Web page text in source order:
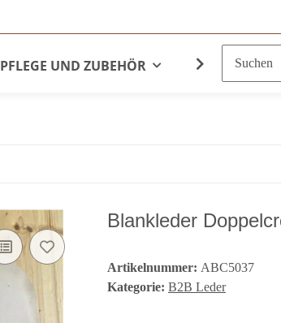
PFLEGE UND ZUBEHÖR
Blankleder
Artikelnummer: ABC5037
Kategorie: B2B Leder